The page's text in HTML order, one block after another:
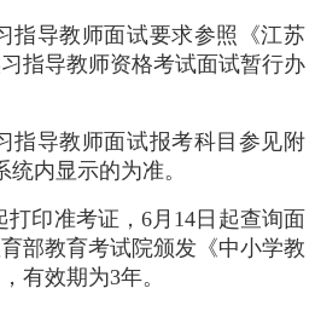
指导教师面试要求参照《江苏
指导教师资格考试面试暂行办
指导教师面试报考科目参见附
内显示的为准。
打印准考证，6月14日起查询面
部教育考试院颁发《中小学教
有效期为3年。